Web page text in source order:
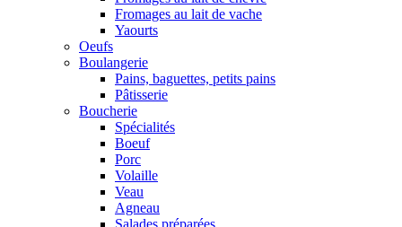
Fromages au lait de vache
Yaourts
Oeufs
Boulangerie
Pains, baguettes, petits pains
Pâtisserie
Boucherie
Spécialités
Boeuf
Porc
Volaille
Veau
Agneau
Salades préparées